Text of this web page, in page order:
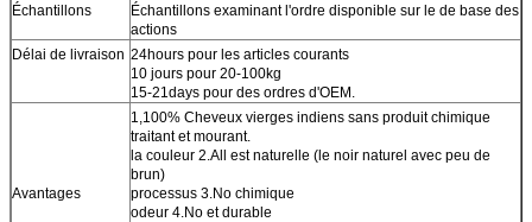
Échantillons
Échantillons examinant l'ordre disponible sur le de base des
actions
Délai de livraison 24hours pour les articles courants
10 jours pour 20-100kg
15-21days pour des ordres d'OEM.
Avantages
1,100% Cheveux vierges indiens sans produit chimique
traitant et mourant.
la couleur 2.All est naturelle (le noir naturel avec peu de
brun)
processus 3.No chimique
odeur 4.No et durable